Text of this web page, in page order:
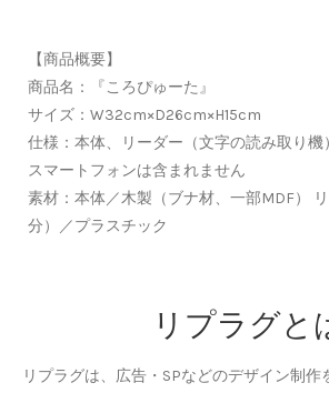
【商品概要】
商品名：『ころぴゅーた』
サイズ：W32cm×D26cm×H15cm
仕様：本体、リーダー（文字の読み取り
スマートフォンは含まれません
素材：本体／木製（ブナ材、一部MDF）
分）／プラスチック
リプラグと
リプラグは、広告・SPなどのデザイン制作